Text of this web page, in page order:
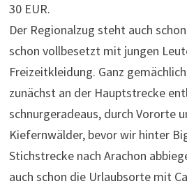
30 EUR.
Der Regionalzug steht auch
schon vollbesetzt mit jungen
Freizeitkleidung. Ganz
zunächst an der Hauptstrecke
schnurgeradeaus, durch Vororte
Kiefernwälder, bevor wir hinter
Stichstrecke nach Arachon
auch schon die Urlaubsorte mit